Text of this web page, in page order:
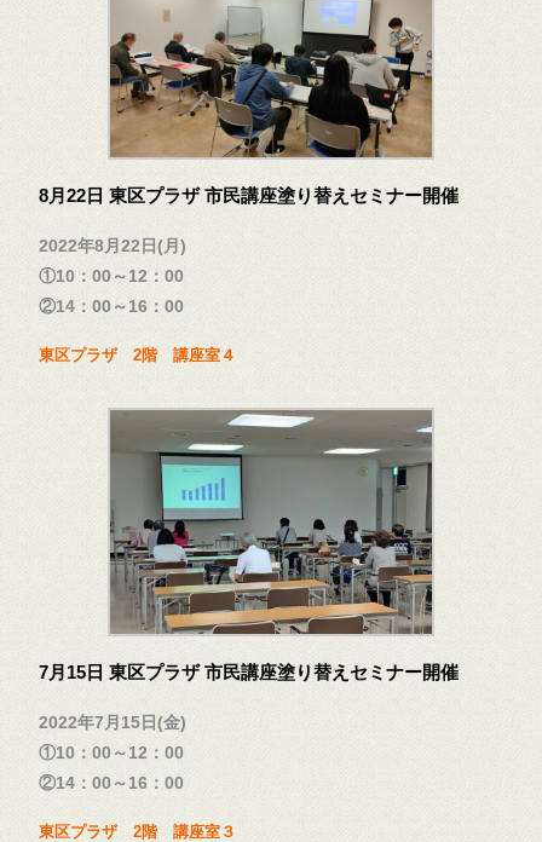
8月22日 東区プラザ 市民講座塗り替えセミナー開催
2022年8月22日(月)
①10：00～12：00
②14：00～16：00
東区プラザ 2階 講座室４
7月15日 東区プラザ 市民講座塗り替えセミナー開催
2022年7月15日(金)
①10：00～12：00
②14：00～16：00
東区プラザ 2階 講座室３